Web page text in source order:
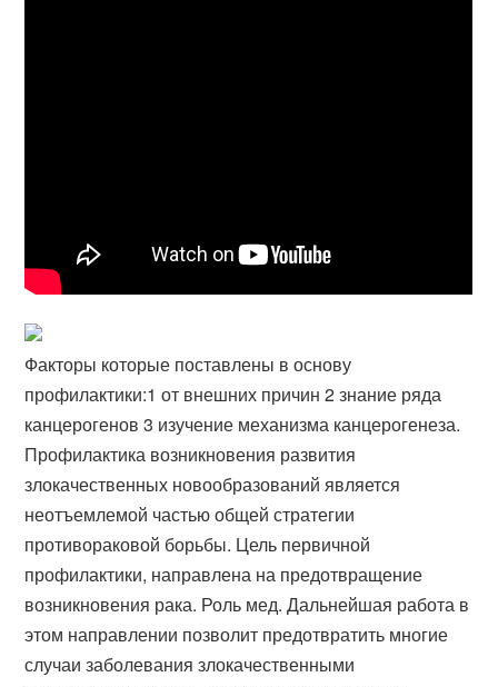
Факторы которые поставлены в основу
профилактики:1 от внешних причин 2 знание ряда
канцерогенов 3 изучение механизма канцерогенеза.
Профилактика возникновения развития
злокачественных новообразований является
неотъемлемой частью общей стратегии
противораковой борьбы. Цель первичной
профилактики, направлена на предотвращение
возникновения рака. Роль мед. Дальнейшая работа в
этом направлении позволит предотвратить многие
случаи заболевания злокачественными